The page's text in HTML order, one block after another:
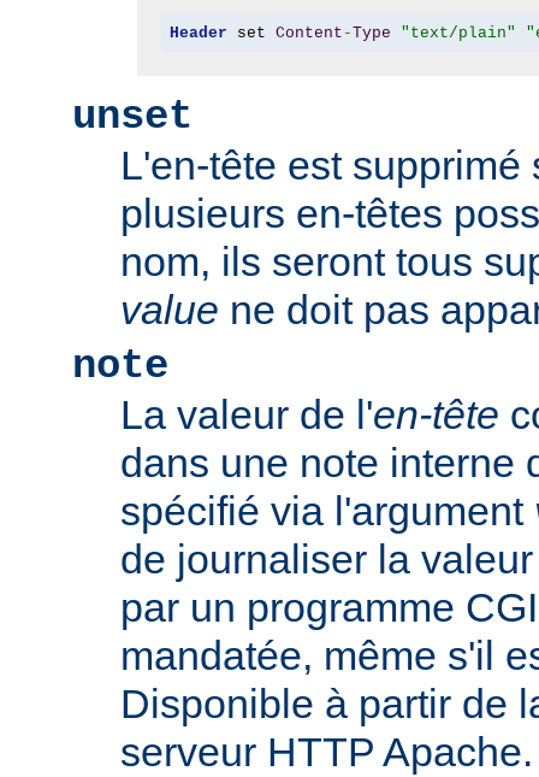
Header set Content -Type "text/plain"
unset
L'en-tête est supprimé
plusieurs en-têtes
nom, ils seront tous
value ne doit pas
note
La valeur de l'en-tête
dans une note interne
spécifié via l'argument
de journaliser la
par un programme
mandatée, même s'il
Disponible à partir de
serveur HTTP Apache.